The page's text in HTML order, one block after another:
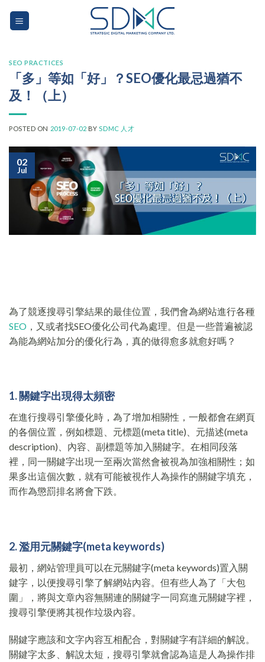
SEO PRACTICES
「多」等如「好」？SEO優化最忌過猶不
及！（上）
POSTED ON 2019-07-02 BY SDMC 人才
02
Jul
為了競逐搜尋引擎結果的最佳位置，我們會為網站進行各種
SEO ，又或者找SEO優化公司代為處理。但是一些普遍被認
為能為網站加分的優化行為，真的做得愈多就愈好嗎？
1. 關鍵字出現得太頻密
在進行搜尋引擎優化時，為了增加相關性，一般都會在網頁
的各個位置，例如標題、元標題(meta title)、元描述(meta
description)、內容、副標題等加入關鍵字。在相同段落
裡，同一關鍵字出現一至兩次當然會被視為加強相關性；如
果多出這個次數，就有可能被視作人為操作的關鍵字填充，
而作為懲罰排名將會下跌。
2. 濫用元關鍵字(meta keywords)
最初，網站管理員可以在元關鍵字(meta keywords)置入關
鍵字，以便搜尋引擎了解網站內容。但有些人為了「大包
圍」，將與文章內容無關連的關鍵字一同寫進元關鍵字裡，
搜尋引擎便將其視作垃圾內容。
關鍵字應該和文字內容互相配合，對關鍵字有詳細的解說。
關鍵字太多、解說太短，搜尋引擎就會認為這是人為操作排